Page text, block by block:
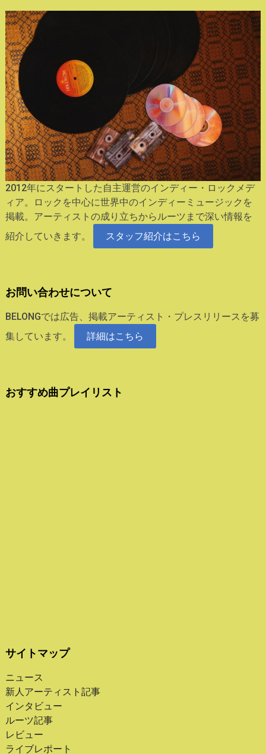
2012年にスタートした自主運営のインディー・ロックメデ
ィア。ロックを中心に世界中のインディーミュージックを
掲載。アーティストの成り立ちからルーツまで深い情報を
紹介していきます。
スタッフ紹介はこちら
お問い合わせについて
BELONGでは広告、掲載アーティスト・プレスリリースを募
集しています。
詳細はこちら
おすすめ曲プレイリスト
サイトマップ
ニュース
新人アーティスト記事
インタビュー
ルーツ記事
レビュー
ライブレポート